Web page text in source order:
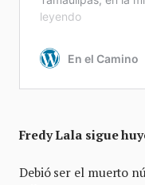
Fredy Lala sigue
Debió ser el muerto